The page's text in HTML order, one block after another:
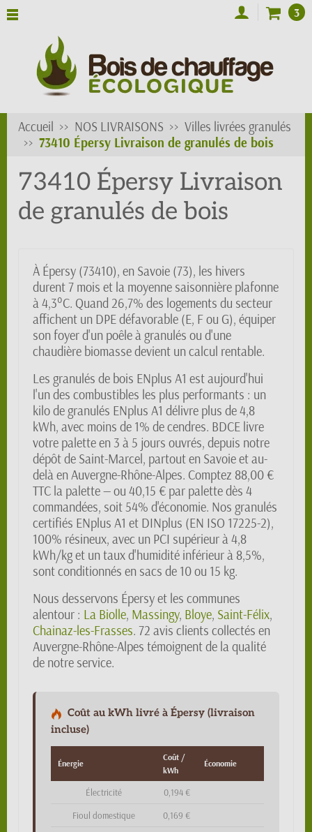
3
Accueil NOS LIVRAISONS
Villes livrées granulés
73410 Épersy Livraison de granulés de bois
73410 Épersy Livraison
de granulés de bois
À Épersy (73410), en Savoie (73), les hivers
durent 7 mois et la moyenne saisonnière plafonne
à 4,3°C. Quand 26,7% des logements du secteur
affichent un DPE défavorable (E, F ou G), équiper
son foyer d'un poêle à granulés ou d'une
chaudière biomasse devient un calcul rentable.
Les granulés de bois ENplus A1 est aujourd'hui
l'un des combustibles les plus performants : un
kilo de granulés ENplus A1 délivre plus de 4,8
kWh, avec moins de 1% de cendres. BDCE livre
votre palette en 3 à 5 jours ouvrés, depuis notre
dépôt de Saint-Marcel, partout en Savoie et au-
delà en Auvergne-Rhône-Alpes. Comptez 88,00 €
TTC la palette — ou 40,15 € par palette dès 4
commandées, soit 54% d'économie. Nos granulés
certifiés ENplus A1 et DINplus (EN ISO 17225-2),
100% résineux, avec un PCI supérieur à 4,8
kWh/kg et un taux d'humidité inférieur à 8,5%,
sont conditionnés en sacs de 10 ou 15 kg.
Nous desservons Épersy et les communes
alentour : La Biolle, Massingy, Bloye, Saint-Félix,
Chainaz-les-Frasses. 72 avis clients collectés en
Auvergne-Rhône-Alpes témoignent de la qualité
de notre service.
Coût au kWh livré à Épersy (livraison
incluse)
Énergie
Coût /
kWh
Économie
Électricité 0,194 €
Fioul domestique 0,169 €